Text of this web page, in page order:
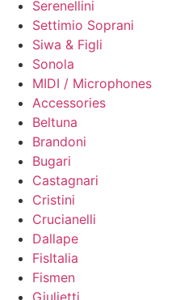
Serenellini
Settimio Soprani
Siwa & Figli
Sonola
MIDI / Microphones
Accessories
Beltuna
Brandoni
Bugari
Castagnari
Cristini
Crucianelli
Dallape
FisItalia
Fismen
Giulietti